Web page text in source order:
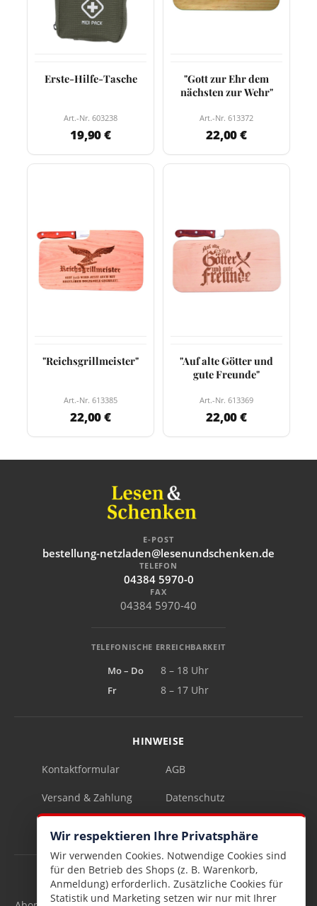
Erste-Hilfe-Tasche
Art.-Nr. 603238
19,90 €
"Gott zur Ehr dem
nächsten zur Wehr"
Art.-Nr. 613372
22,00 €
"Reichsgrillmeister"
Art.-Nr. 613385
22,00 €
"Auf alte Götter und
gute Freunde"
Art.-Nr. 613369
22,00 €
E-POST
bestellung-netzladen@lesenundschenken.de
TELEFON
04384 5970-0
FAX
04384 5970-40
TELEFONISCHE ERREICHBARKEIT
Mo – Do
8 – 18 Uhr
Fr
8 – 17 Uhr
HINWEISE
Kontaktformular AGB
Versand & Zahlung Datenschutz
INFOBRIEF
Wir respektieren Ihre Privatsphäre
Wir verwenden Cookies. Notwendige Cookies sind
für den Betrieb des Shops (z. B. Warenkorb,
Anmeldung) erforderlich. Zusätzliche Cookies für
Statistik und Marketing setzen wir nur mit Ihrer